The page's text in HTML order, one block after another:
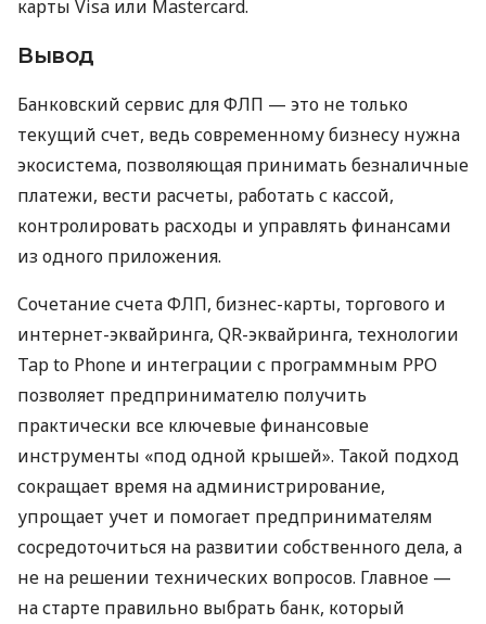
карты Visa или Mastercard.
Вывод
Банковский сервис для ФЛП — это не только
текущий счет, ведь современному бизнесу нужна
экосистема, позволяющая принимать безналичные
платежи, вести расчеты, работать с кассой,
контролировать расходы и управлять финансами
из одного приложения.
Сочетание счета ФЛП, бизнес-карты, торгового и
интернет-эквайринга, QR-эквайринга, технологии
Tap to Phone и интеграции с программным РРО
позволяет предпринимателю получить
практически все ключевые финансовые
инструменты «под одной крышей». Такой подход
сокращает время на администрирование,
упрощает учет и помогает предпринимателям
сосредоточиться на развитии собственного дела, а
не на решении технических вопросов. Главное —
на старте правильно выбрать банк, который